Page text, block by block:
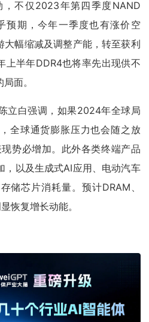
不仅2023年第四季度NAND
预期，今年一季度也有涨价空
大幅缩减及调整产能，转至获利
上半年DDR4也将率先出现供不
面。
立白强调，如果2024年全球局
全球通货膨胀压力也会随之放
势必增加。此外各类终端产品
，以及生成式AI应用、电动汽车
储芯片消耗量。预计DRAM、
恢复增长动能。